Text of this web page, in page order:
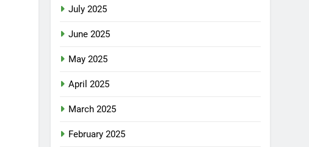
July 2025
June 2025
May 2025
April 2025
March 2025
February 2025